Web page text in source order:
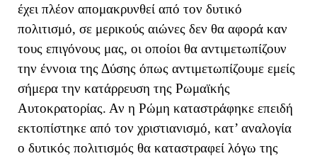
έχει πλέον απομακρυνθεί από τον δυτικό
πολιτισμό, σε μερικούς αιώνες δεν θα αφορά καν
τους επιγόνους μας, οι οποίοι θα αντιμετωπίζουν
την έννοια της Δύσης όπως αντιμετωπίζουμε εμείς
σήμερα την κατάρρευση της Ρωμαϊκής
Αυτοκρατορίας. Αν η Ρώμη καταστράφηκε επειδή
εκτοπίστηκε από τον χριστιανισμό, κατ’ αναλογία
ο δυτικός πολιτισμός θα καταστραφεί λόγω της